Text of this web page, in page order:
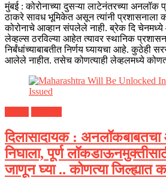
मुंबई : कोरोनाच्या दुसऱ्या लाटेनंतरच्या अनलॉक
ठाकरे सावध भूमिकेत असून त्यांनी प्रशासनाला
कोरोनाचे आव्हान संपलेले नाही. ब्रेक दि
लेव्हल्स ठरविल्या आहेत त्यावर स्थानिक
निर्बंधांच्याबाबतीत निर्णय घ्यायचा आहे. कुठेही
आलेले नाहीत. तसेच कोणत्याही लेव्हलमध्ये
दिलासादायक :
निघाला, पूर्ण
जाणून घ्या .. कोणत्या जिल्ह्यात